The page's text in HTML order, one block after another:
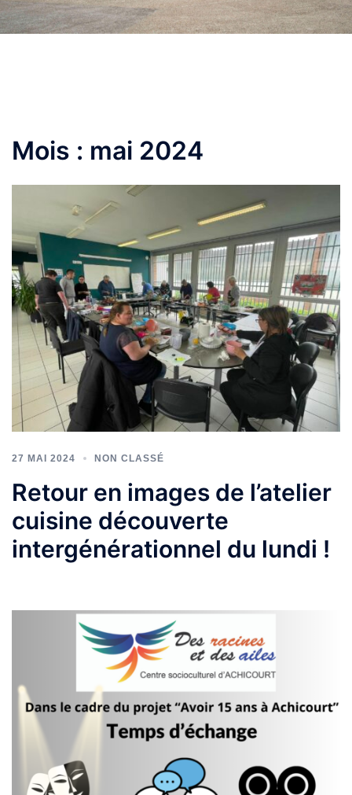
Mois : mai 2024
27 MAI 2024 NON CLASSÉ
Retour en images de l’atelier
cuisine découverte
intergénérationnel du lundi !